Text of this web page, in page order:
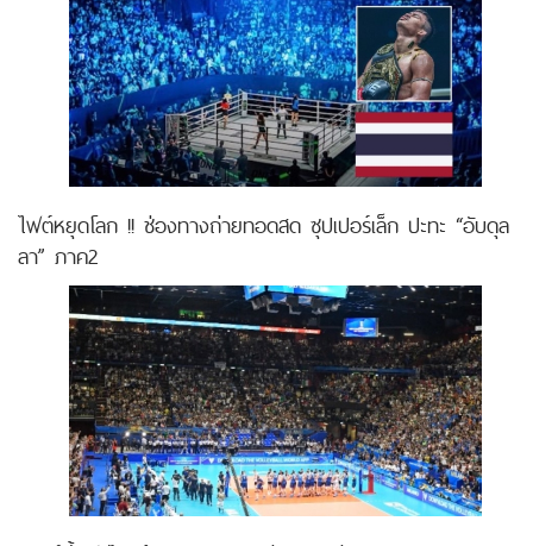
ไฟต์หยุดโลก !! ช่องทางถ่ายทอดสด ซุปเปอร์เล็ก ปะทะ “อับดุล
ลา” ภาค2